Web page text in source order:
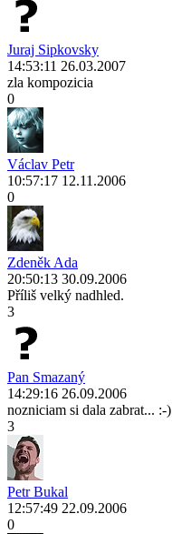
Juraj Sipkovsky
14:53:11 26.03.2007
zla kompozicia
0
Václav Petr
10:57:17 12.11.2006
0
Zdeněk Ada
20:50:13 30.09.2006
Příliš velký nadhled.
3
Pan Smazaný
14:29:16 26.09.2006
nozniciam si dala zabrat... :-)
3
Petr Bukal
12:57:49 22.09.2006
0